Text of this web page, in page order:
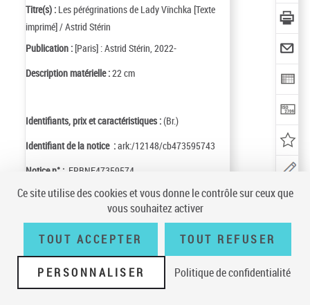
Titre(s) : Les pérégrinations de Lady Vïnchka [Texte
imprimé] / Astrid Stérin
Publication : [Paris] : Astrid Stérin, 2022-
Description matérielle :22 cm
Identifiants, prix et caractéristiques :(Br.)
Identifiant de la notice :ark:/12148/cb473595743
Notice n° : FRBNF47359574
Ce site utilise des cookies et vous donne le contrôle sur ceux que
vous souhaitez activer
TOUT ACCEPTER TOUT REFUSER
PERSONNALISER Politique de confidentialité